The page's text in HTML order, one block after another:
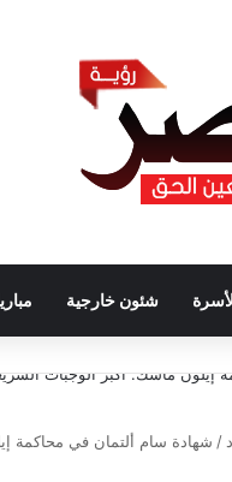
شئون خارجية
/ شهادة سام ألتمان في محاكمة